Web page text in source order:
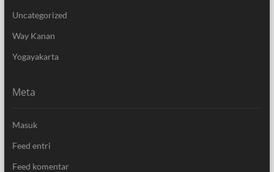
Uncategorized
Way Kanan
Yogayakarta
Meta
Masuk
Feed entri
Feed komentar